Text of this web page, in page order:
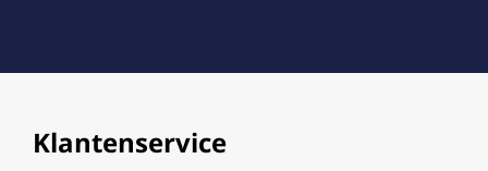
Klantenservice